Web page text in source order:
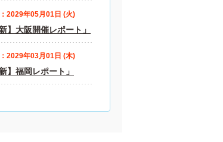
2029年05月01日 (火)
】大阪開催レポート」
2029年03月01日 (木)
】福岡レポート」